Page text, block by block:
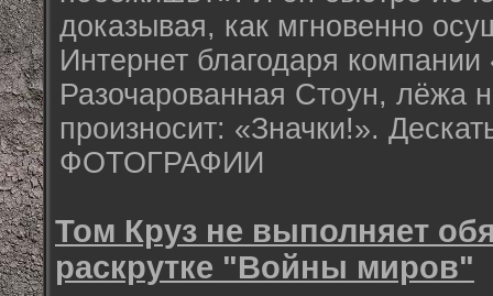
доказывая, как мгновенно
Интернет благодаря
Разочарованная Стоун, лёжа
произносит: «Значки!».
ФОТОГРАФИИ
Том Круз не выполняет
раскрутке "Войны миров"